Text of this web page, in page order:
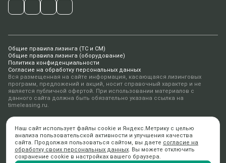
Общие правила лизинга (ТС и СМ)
Общие правила лизинга (оборудование)
Политика конфиденциальности
Согласие на обработку персональных данных
Вся размещенная на сайте информация, касающаяся лизинговых
программ, предложений и акций, носит справочный характер и не
является публичной офертой. При использовании материалов с
данного сайта должна быть обязательно указана ссылка на
timeleasing.ru.
Дизайн ANFALOVA.ART
Разработкаdigital-агентство AiR
Наш сайт использует файлы cookie и Яндекс.Метрику с целью
анализа пользовательской активности и улучшения качества
сайта. Продолжая пользоваться сайтом, вы даете согласие на
обработку своих персональных данных. Вы можете отключить
сохранение cookie в настройках вашего браузера.